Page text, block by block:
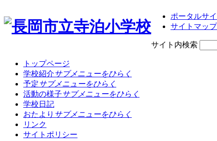
ポータルサ
サイトマップ
サイト内検索
トップページ
学校紹介サブメニューをひらく
予定サブメニューをひらく
活動の様子サブメニューをひらく
学校日記
おたより サブメニューをひらく
リンク
サイトポリシー